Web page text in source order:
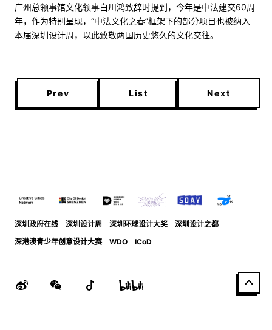
广州总领事馆文化领事白川鸿致辞时提到，今年是中法建交60周
年，作为特别呈现，“中法文化之春”框架下的部分项目也被纳入
本届深圳设计周，以此致敬两国历史悠久的文化交往。
Prev List Next
深圳政府在线 深圳设计周 深圳环球设计大奖
深圳设计之都
深港澳青少年创意设计大赛
WDO ICoD